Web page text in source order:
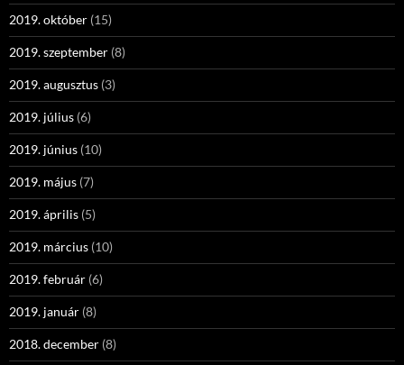
2019. október (15)
2019. szeptember (8)
2019. augusztus (3)
2019. július (6)
2019. június (10)
2019. május (7)
2019. április (5)
2019. március (10)
2019. február (6)
2019. január (8)
2018. december (8)